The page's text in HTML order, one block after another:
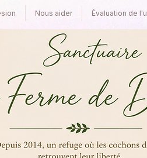
Nous aider Évaluation de